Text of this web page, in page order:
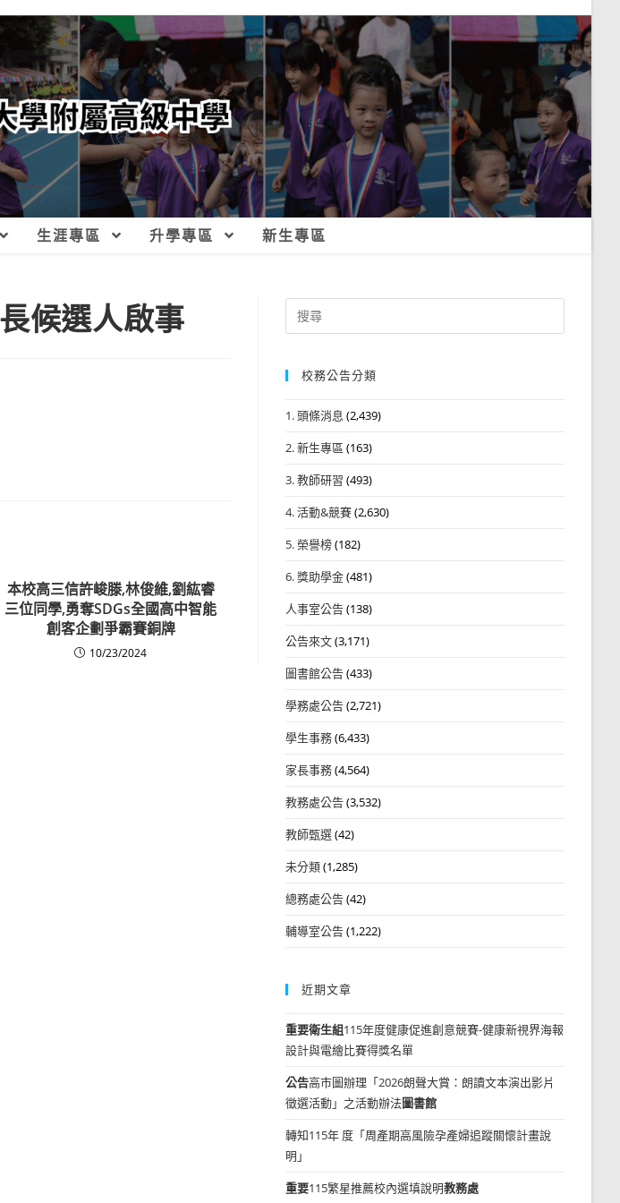
生涯專區 升學專區 新生專區
候選人啟事
本校高三信許峻滕,林俊維,劉紘睿
三位同學,勇奪SDGs全國高中智能
創客企劃爭霸賽銅牌
10/23/2024
Search
for:
校務公告分類
1. 頭條消息 (2,439)
2. 新生專區 (163)
3. 教師研習 (493)
4. 活動&競賽(2,630)
5. 榮譽榜(182)
6. 獎助學金(481)
人事室公告(138)
公告來文(3,171)
圖書館公告(433)
學務處公告(2,721)
學生事務(6,433)
家長事務(4,564)
教務處公告(3,532)
教師甄選(42)
未分類(1,285)
總務處公告(42)
輔導室公告(1,222)
近期文章
重要衛生組115年度健康促進創意競賽-健康新視界海報
設計與電繪比賽得獎名單
公告高市圖辦理「2026朗聲大賞：朗讀文本演出影片
徵選活動」之活動辦法圖書館
轉知115年 度「周產期高風險孕產婦追蹤關懷計畫說
明」
重要115繁星推薦校內選填說明教務處